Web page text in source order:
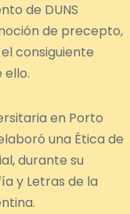
de DUNS
de precepto,
consiguiente
ello.
en Porto
una Ética de
durante su
y Letras de la